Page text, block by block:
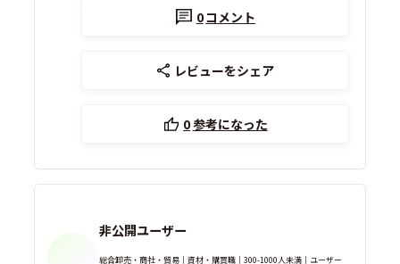
0コメント
レビューをシェア
0参考になった
非公開ユーザー
総合卸売・商社・貿易｜資材・購買職｜300-1000人未満｜ユーザー